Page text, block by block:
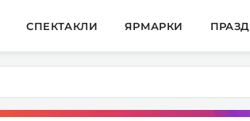
СПЕКТАКЛИ ЯРМАРКИ